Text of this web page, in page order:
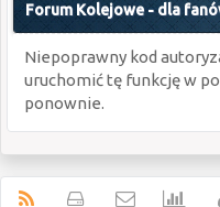
Forum Kolejowe - dla
Niepoprawny kod
uruchomić tę funkcję w
ponownie.